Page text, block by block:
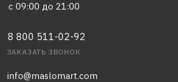
с 09:00 до 21:00
8 800 511-02-92
ЗАКАЗАТЬ ЗВОНОК
info@maslomart.com